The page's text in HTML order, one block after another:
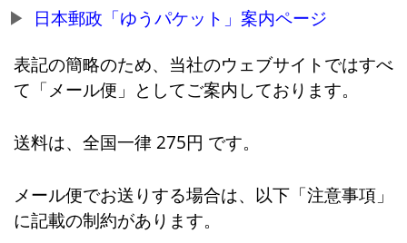
日本郵政「ゆうパケット」案内ページ
表記の簡略のため、当社のウェブサイトではすべ
て「メール便」としてご案内しております。
送料は、全国一律 275円 です。
メール便でお送りする場合は、以下「注意事項」
に記載の制約があります。